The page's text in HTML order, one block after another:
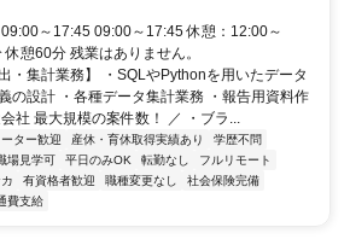
～17:45 09:00～17:45 休憩：12:00～
憩60分 残業はありません。
・集計業務】 ・SQLやPythonを用いたデータ
の設計 ・各種データ集計業務 ・報告用資料作
社 最大規模の案件数！ ／ ・ブラ...
ター歓迎 産休・育休取得実績あり
学歴不問
場見学可 平日のみOK 転勤なし
フルリモート
有資格者歓迎 職種変更なし
社会保険完備
費支給